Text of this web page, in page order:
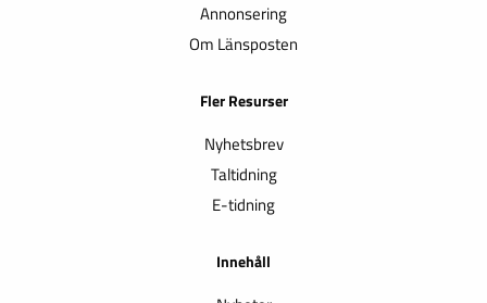
Annonsering
Om Länsposten
Fler Resurser
Nyhetsbrev
Taltidning
E-tidning
Innehåll